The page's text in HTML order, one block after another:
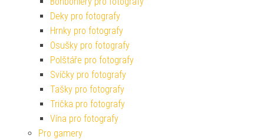
Deky pro fotografy
Hrnky pro fotografy
Osušky pro fotografy
Polštáře pro fotografy
Svíčky pro fotografy
Tašky pro fotografy
Trička pro fotografy
Vína pro fotografy
Pro gamery